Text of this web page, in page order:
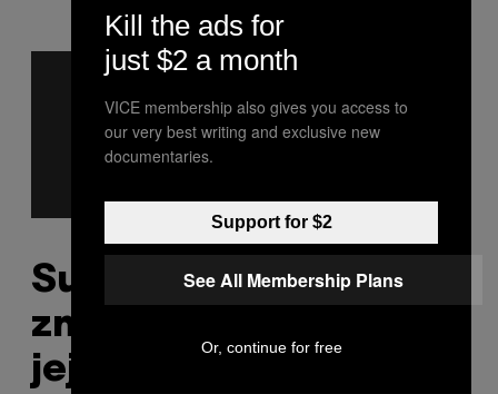
Super Mario Bros
změnili herní svět, jak
jej známe
Kill the ads for
just $2 a month
VICE membership also gives you access to
our very best writing and exclusive new
documentaries.
Support for $2
See All Membership Plans
Or, continue for free